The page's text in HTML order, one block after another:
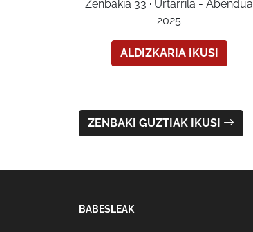
Zenbakia 33 · Urtarrila - Abendua
2025
ALDIZKARIA IKUSI
ZENBAKI GUZTIAK IKUSI
BABESLEAK